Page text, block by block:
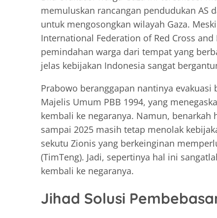
memuluskan rancangan pendudukan AS
untuk mengosongkan wilayah Gaza.
International Federation of Red Cross and
pemindahan warga dari tempat yang
jelas kebijakan Indonesia sangat
Prabowo beranggapan nantinya
Majelis Umum PBB 1994, yang
kembali ke negaranya. Namun,
sampai 2025 masih tetap menolak
sekutu Zionis yang berkeinginan
(TimTeng). Jadi, sepertinya hal ini
kembali ke negaranya.
Jihad Solusi